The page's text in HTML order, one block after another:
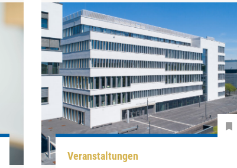
Veranstaltungen